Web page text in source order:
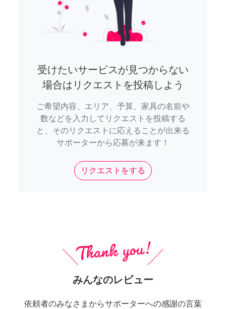
受けたいサービスが見つからない
場合はリクエストを投稿しよう
ご希望内容、エリア、予算、家具の名前や
数などを入力してリクエストを投稿する
と、そのリクエストに応えることが出来る
サポーターから応募が来ます！
リクエストをする
みんなのレビュー
依頼者のみなさまからサポーターへの感謝の言葉